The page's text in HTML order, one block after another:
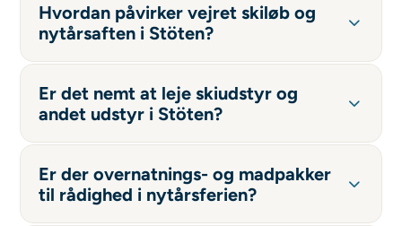
Hvordan påvirker vejret skiløb og
nytårsaften i Stöten?
Er det nemt at leje skiudstyr og
andet udstyr i Stöten?
Er der overnatnings- og madpakker
til rådighed i nytårsferien?